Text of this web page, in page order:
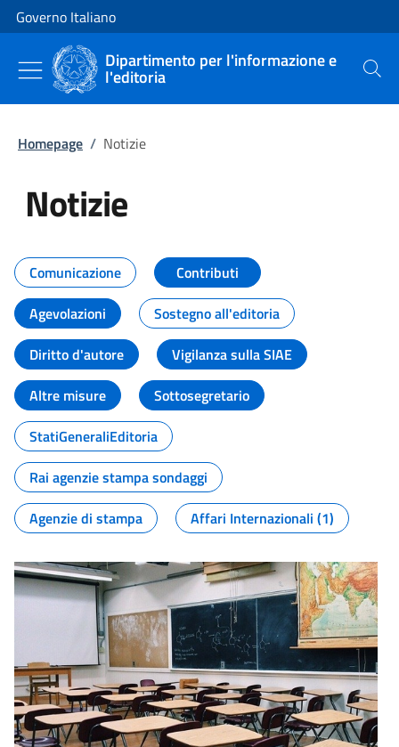
Vai al contenuto
Vai alla navigazione del sito
Governo Italiano
Dipartimento per l'informazione e
l'editoria Cerca
Homepage / Notizie
Notizie
Tutti i contenuti della pagina
Comunicazione
Contributi
Agevolazioni
Sostegno all'editoria
Diritto d'autore
Vigilanza sulla SIAE
Altre misure
Sottosegretario
StatiGeneraliEditoria
Rai agenzie stampa sondaggi
Agenzie di stampa
Affari Internazionali (1)